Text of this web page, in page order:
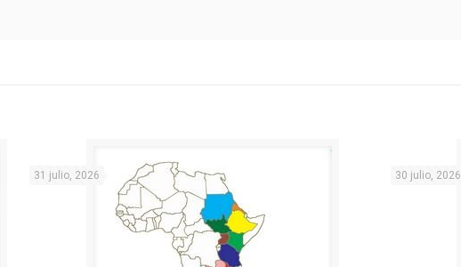
31 julio, 2026 30 julio, 2026